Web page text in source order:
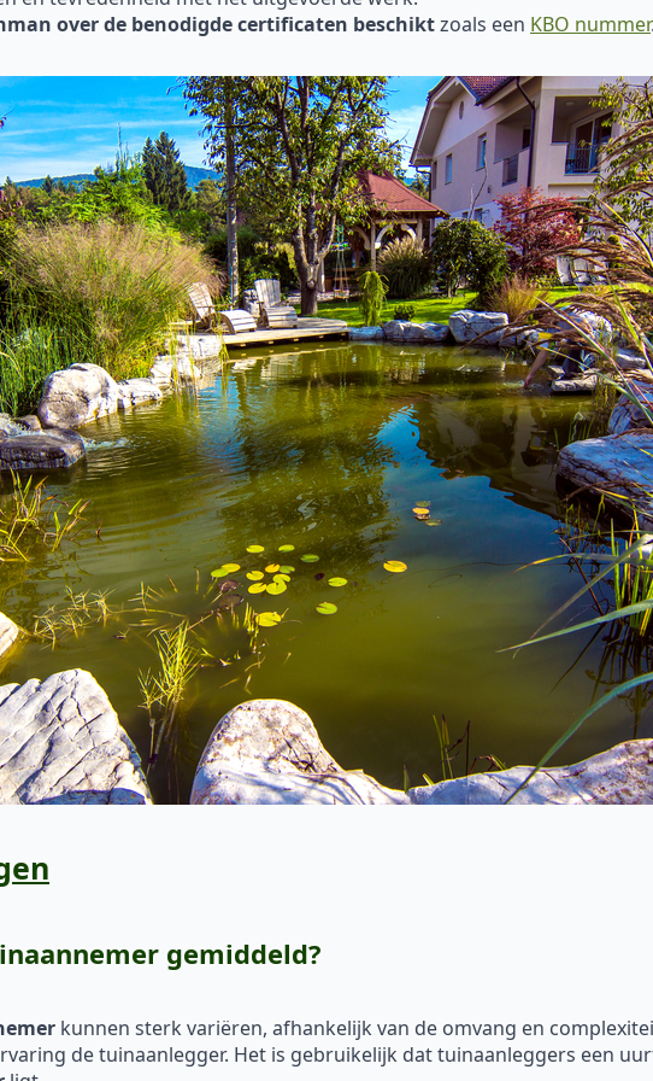
over de benodigde certificaten beschiktzoals een KBO nummer
gemiddeld?
kunnen sterk variëren, afhankelijk van de omvang en
de tuinaanlegger. Het is gebruikelijk dat tuinaanleggers een